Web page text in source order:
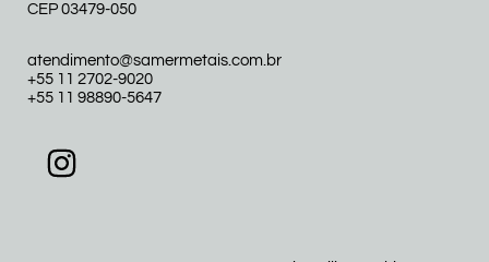
CEP 03479-050
atendimento@samermetais.com.br
+55 11 2702-9020
+55 11 98890-5647